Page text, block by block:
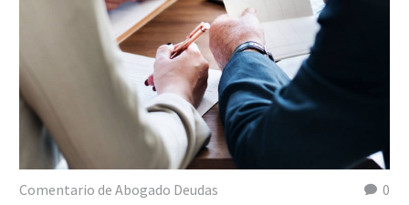
0
Comentario de Abogado Deudas